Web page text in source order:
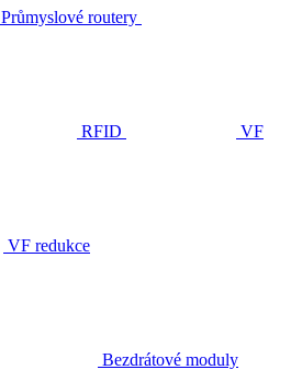
Průmyslové routery
RFID VF
VF redukce
Bezdrátové moduly